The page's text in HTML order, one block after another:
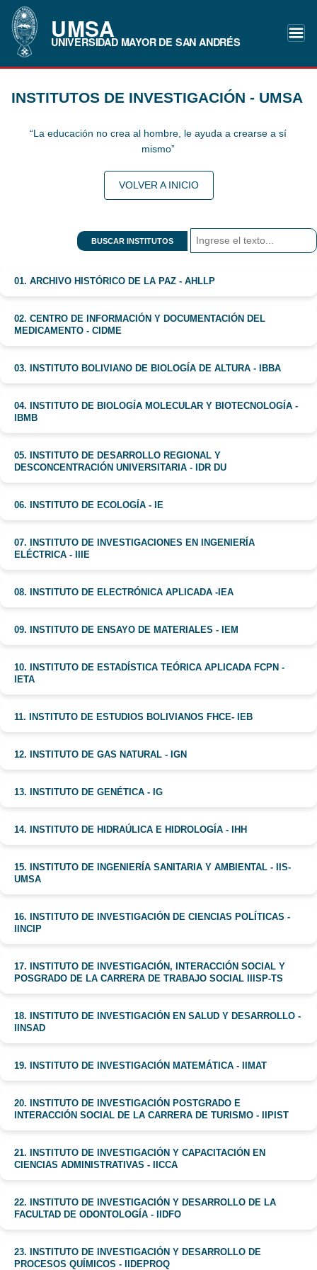
UMSA
UNIVERSIDAD MAYOR DE SAN ANDRÉS
INSTITUTOS DE INVESTIGACIÓN - UMSA
“La educación no crea al hombre, le ayuda a crearse a sí
mismo”
VOLVER A INICIO
BUSCAR INSTITUTOS
01. ARCHIVO HISTÓRICO DE LA PAZ - AHLLP
02. CENTRO DE INFORMACIÓN Y DOCUMENTACIÓN DEL
MEDICAMENTO - CIDME
03. INSTITUTO BOLIVIANO DE BIOLOGÍA DE ALTURA - IBBA
04. INSTITUTO DE BIOLOGÍA MOLECULAR Y BIOTECNOLOGÍA -
IBMB
05. INSTITUTO DE DESARROLLO REGIONAL Y
DESCONCENTRACIÓN UNIVERSITARIA - IDR DU
06. INSTITUTO DE ECOLOGÍA - IE
07. INSTITUTO DE INVESTIGACIONES EN INGENIERÍA
ELÉCTRICA - IIIE
08. INSTITUTO DE ELECTRÓNICA APLICADA -IEA
09. INSTITUTO DE ENSAYO DE MATERIALES - IEM
10. INSTITUTO DE ESTADÍSTICA TEÓRICA APLICADA FCPN -
IETA
11. INSTITUTO DE ESTUDIOS BOLIVIANOS FHCE- IEB
12. INSTITUTO DE GAS NATURAL - IGN
13. INSTITUTO DE GENÉTICA - IG
14. INSTITUTO DE HIDRAÚLICA E HIDROLOGÍA - IHH
15. INSTITUTO DE INGENIERÍA SANITARIA Y AMBIENTAL - IIS-
UMSA
16. INSTITUTO DE INVESTIGACIÓN DE CIENCIAS POLÍTICAS -
IINCIP
17. INSTITUTO DE INVESTIGACIÓN, INTERACCIÓN SOCIAL Y
POSGRADO DE LA CARRERA DE TRABAJO SOCIAL IIISP-TS
18. INSTITUTO DE INVESTIGACIÓN EN SALUD Y DESARROLLO -
IINSAD
19. INSTITUTO DE INVESTIGACIÓN MATEMÁTICA - IIMAT
20. INSTITUTO DE INVESTIGACIÓN POSTGRADO E
INTERACCIÓN SOCIAL DE LA CARRERA DE TURISMO - IIPIST
21. INSTITUTO DE INVESTIGACIÓN Y CAPACITACIÓN EN
CIENCIAS ADMINISTRATIVAS - IICCA
22. INSTITUTO DE INVESTIGACIÓN Y DESARROLLO DE LA
FACULTAD DE ODONTOLOGÍA - IIDFO
23. INSTITUTO DE INVESTIGACIÓN Y DESARROLLO DE
PROCESOS QUÍMICOS - IIDEPROQ